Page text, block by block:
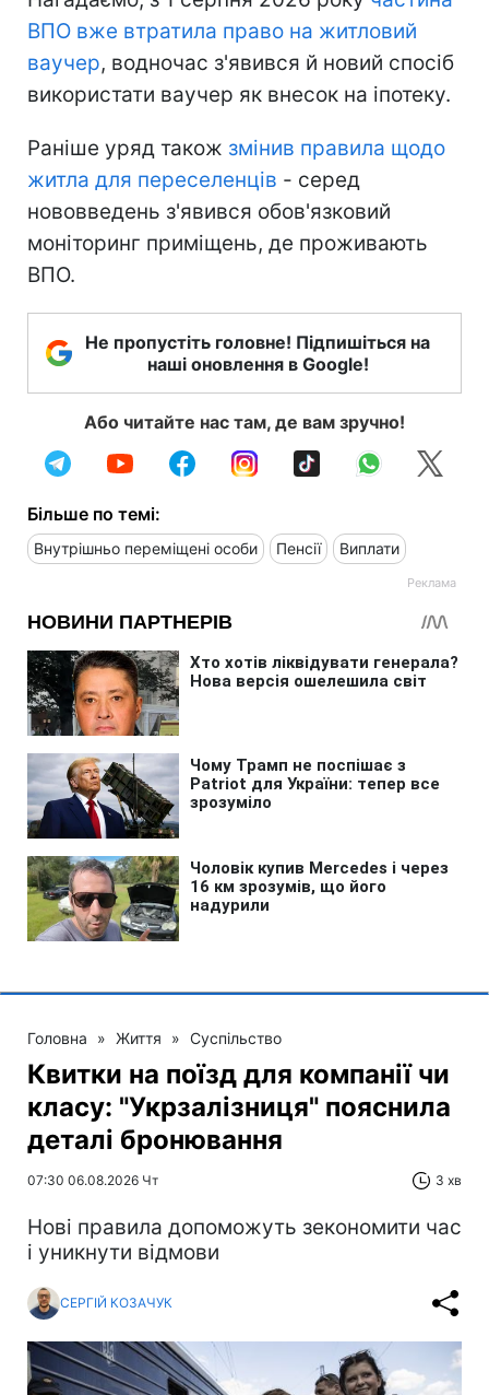
ВПО вже втратила право на житловий
ваучер, водночас з'явився й новий спосіб
використати ваучер як внесок на іпотеку.
Раніше уряд також змінив правила щодо
житла для переселенців - серед
нововведень з'явився обов'язковий
моніторинг приміщень, де проживають
ВПО.
Не пропустіть головне! Підпишіться на
наші оновлення в Google!
Або читайте нас там, де вам зручно!
Більше по темі:
Внутрішньо переміщені особи Пенсії Виплати
Головна » Життя » Суспільство
Квитки на поїзд для компанії чи
класу: "Укрзалізниця" пояснила
деталі бронювання
07:30 06.08.2026 Чт 3 хв
Нові правила допоможуть зекономити час
і уникнути відмови
СЕРГІЙ КОЗАЧУК